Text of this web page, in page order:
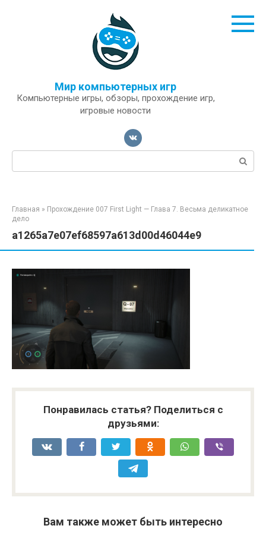
Мир компьютерных игр
Компьютерные игры, обзоры, прохождение игр,
игровые новости
Поиск:
Главная » Прохождение 007 First Light — Глава 7. Весьма деликатное
дело
a1265a7e07ef68597a613d00d46044e9
Понравилась статья? Поделиться с
друзьями:
Вам также может быть интересно